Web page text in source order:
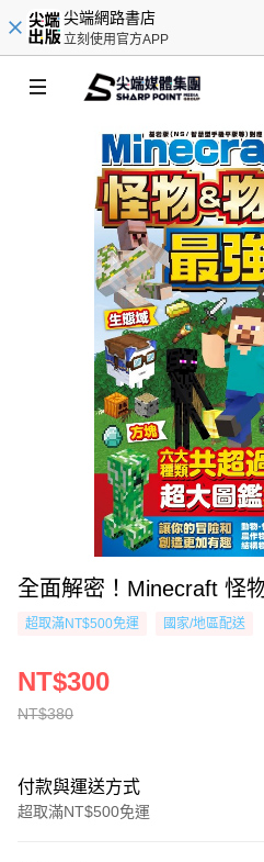
尖端網路書店
立刻使用官方APP
全面解密！Minecraft 怪
超取滿NT$500免運 國家/地區配送
NT$380
NT$300
付款與運送方式
超取滿NT$500免運